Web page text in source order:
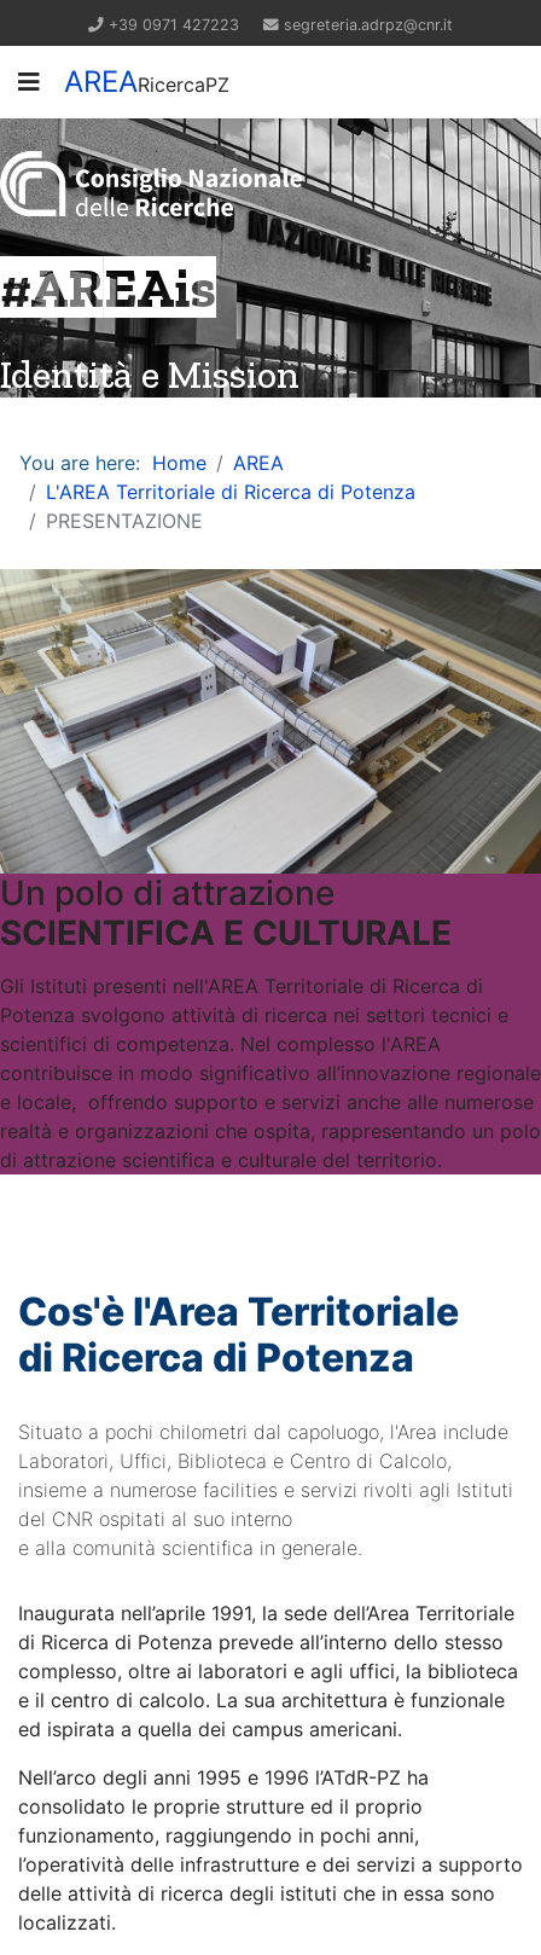
+39 0971 427223 segreteria.adrpz@cnr.it
AREARicercaPZ
#AREAis
Identità e Mission
You are here: Home
AREA
L'AREA Territoriale di Ricerca di Potenza
PRESENTAZIONE
Un polo di attrazione
SCIENTIFICA E CULTURALE
Gli Istituti presenti nell'AREA Territoriale di Ricerca di
Potenza svolgono attività di ricerca nei settori tecnici e
scientifici di competenza. Nel complesso l'AREA
contribuisce in modo significativo all’innovazione regionale
e locale, offrendo supporto e servizi anche alle numerose
realtà e organizzazioni che ospita, rappresentando un polo
di attrazione scientifica e culturale del territorio.
Cos'è l'Area Territoriale
di Ricerca di Potenza
Situato a pochi chilometri dal capoluogo, l'Area include
Laboratori, Uffici, Biblioteca e Centro di Calcolo,
insieme a numerose facilities e servizi rivolti agli Istituti
del CNR ospitati al suo interno
e alla comunità scientifica in generale.
Inaugurata nell’aprile 1991, la sede dell’Area Territoriale
di Ricerca di Potenza prevede all’interno dello stesso
complesso, oltre ai laboratori e agli uffici, la biblioteca
e il centro di calcolo. La sua architettura è funzionale
ed ispirata a quella dei campus americani.
Nell’arco degli anni 1995 e 1996 l’ATdR-PZ ha
consolidato le proprie strutture ed il proprio
funzionamento, raggiungendo in pochi anni,
l’operatività delle infrastrutture e dei servizi a supporto
delle attività di ricerca degli istituti che in essa sono
localizzati.